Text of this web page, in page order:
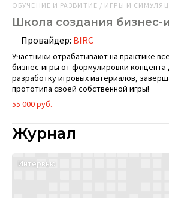
ОБУЧЕНИЕ И РАЗВИТИЕ / ИГРЫ И
Школа создания бизнес-
Провайдер: BIRC
Участники отрабатывают на практике
бизнес-игры от формулировки концепта
разработку игровых материалов,
прототипа своей собственной игры!
55 000 руб.
Журнал
Интервью